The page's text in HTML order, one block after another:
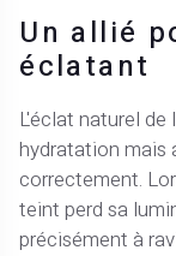
Un allié
éclatant
L'éclat naturel de
hydratation mais
correctement.
teint perd sa
précisément à